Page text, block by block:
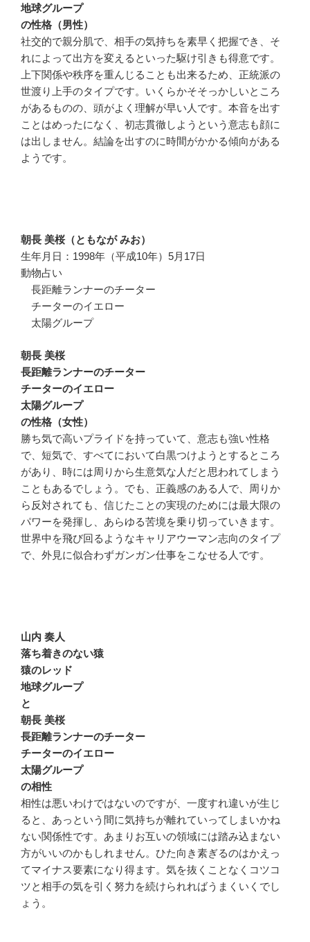
地球グループ
の性格（男性）
社交的で親分肌で、相手の気持ちを素早く把握でき、そ
れによって出方を変えるといった駆け引きも得意です。
上下関係や秩序を重んじることも出来るため、正統派の
世渡り上手のタイプです。いくらかそそっかしいところ
があるものの、頭がよく理解が早い人です。本音を出す
ことはめったになく、初志貫徹しようという意志も顔に
は出しません。結論を出すのに時間がかかる傾向がある
ようです。
朝長 美桜（ともなが みお）
生年月日：1998年（平成10年）5月17日
動物占い
長距離ランナーのチーター
チーターのイエロー
太陽グループ
朝長 美桜
長距離ランナーのチーター
チーターのイエロー
太陽グループ
の性格（女性）
勝ち気で高いプライドを持っていて、意志も強い性格
で、短気で、すべてにおいて白黒つけようとするところ
があり、時には周りから生意気な人だと思われてしまう
こともあるでしょう。でも、正義感のある人で、周りか
ら反対されても、信じたことの実現のためには最大限の
パワーを発揮し、あらゆる苦境を乗り切っていきます。
世界中を飛び回るようなキャリアウーマン志向のタイプ
で、外見に似合わずガンガン仕事をこなせる人です。
山内 奏人
落ち着きのない猿
猿のレッド
地球グループ
と
朝長 美桜
長距離ランナーのチーター
チーターのイエロー
太陽グループ
の相性
相性は悪いわけではないのですが、一度すれ違いが生じ
ると、あっという間に気持ちが離れていってしまいかね
ない関係性です。あまりお互いの領域には踏み込まない
方がいいのかもしれません。ひた向き素ぎるのはかえっ
てマイナス要素になり得ます。気を抜くことなくコツコ
ツと相手の気を引く努力を続けられればうまくいくでし
ょう。